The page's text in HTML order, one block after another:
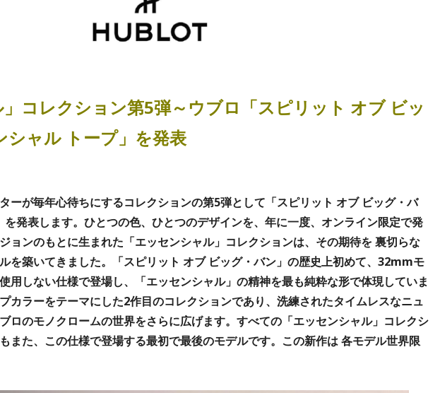
」コレクション第5弾～ウブロ「スピリット オブ ビッ
シャル トープ」を発表
ーが毎年心待ちにするコレクションの第5弾として「スピリット オブ ビッグ・バ
を発表します。ひとつの色、ひとつのデザインを、年に一度、オンライン限定で発
ョンのもとに生まれた「エッセンシャル」コレクションは、その期待を 裏切らな
を築いてきました。「スピリット オブ ビッグ・バン」の歴史上初めて、32mmモ
用しない仕様で登場し、「エッセンシャル」の精神を最も純粋な形で体現していま
カラーをテーマにした2作目のコレクションであり、洗練されたタイムレスなニュ
ロのモノクロームの世界をさらに広げます。すべての「エッセンシャル」コレクシ
また、この仕様で登場する最初で最後のモデルです。この新作は 各モデル世界限